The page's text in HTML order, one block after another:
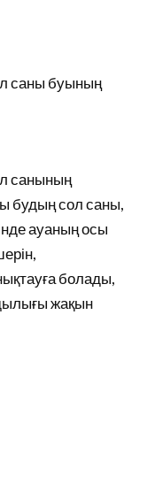
саны буының
санының
будың сол саны,
ауаның осы
болады,
жақын